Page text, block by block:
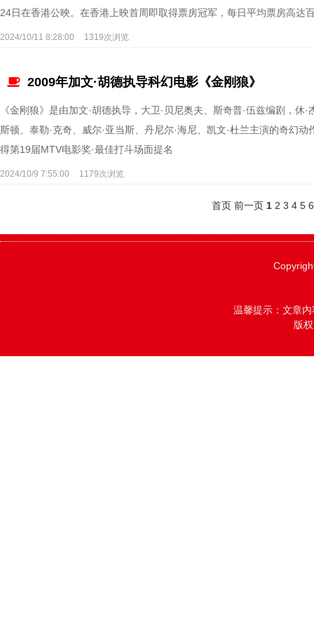
24日在香港公映。在香港上映首周即取得票房冠军，每日平均票房高达
2024/10/11 8:28:00 1319次浏览
2009年加文·胡德执导科幻电影《金刚狼》
《金刚狼》是由加文·胡德执导，大卫·贝尼奥夫、斯奇普·伍兹编剧，休
斯顿、泰勒·克奇、威尔·亚当斯、丹尼尔·海尼、凯文·杜兰主演的奇幻
得第19届MTV电影奖·最佳打斗场面提名
2024/10/9 7:55:00 1179次浏览
首页 前一页 1 2 3 4 5 6
温馨提示：文章
版